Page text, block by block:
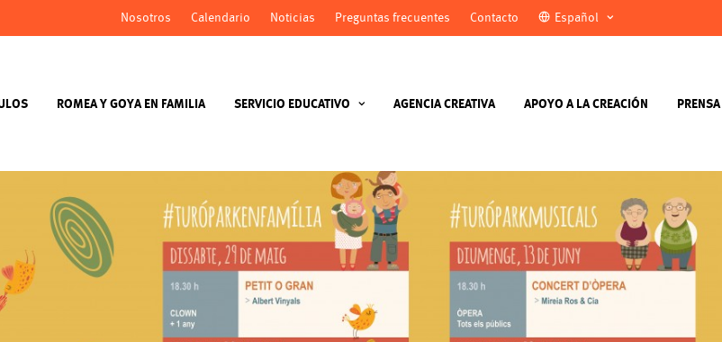
Nosotros Calendario Noticias Preguntas frecuentes Contacto Español
ROMEA Y GOYA EN FAMILIA SERVICIO EDUCATIVO AGENCIA CREATIVA APOYO A LA CREACIÓN PRENSA